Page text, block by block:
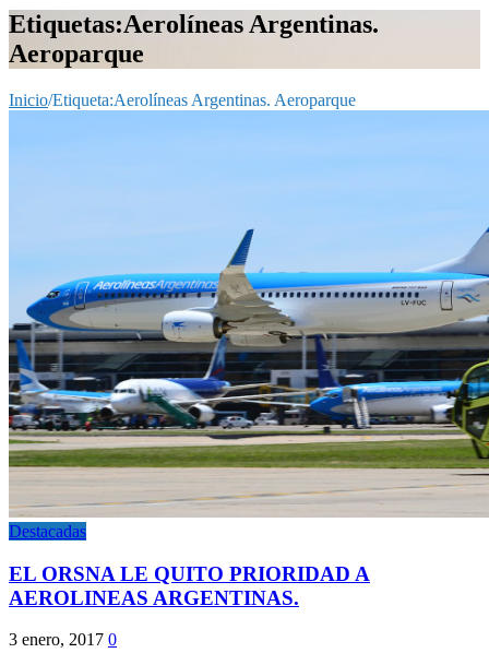
Etiquetas:Aerolíneas Argentinas.
Aeroparque
Inicio/Etiqueta:Aerolíneas Argentinas. Aeroparque
Destacadas
EL ORSNA LE QUITO PRIORIDAD A
AEROLINEAS ARGENTINAS.
3 enero, 2017 0